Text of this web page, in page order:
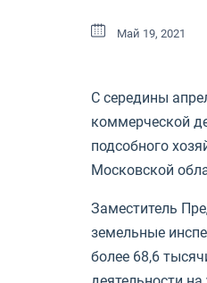
Май 19, 2021
С середины
коммерческой
подсобного
Московской
Заместитель
земельные
более 68,6